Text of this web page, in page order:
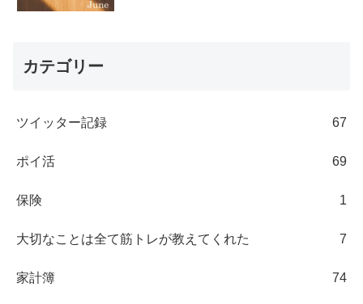
カテゴリー
ツイッター記録 67
ポイ活 69
保険 1
大切なことは全て筋トレが教えてくれた 7
家計簿 74